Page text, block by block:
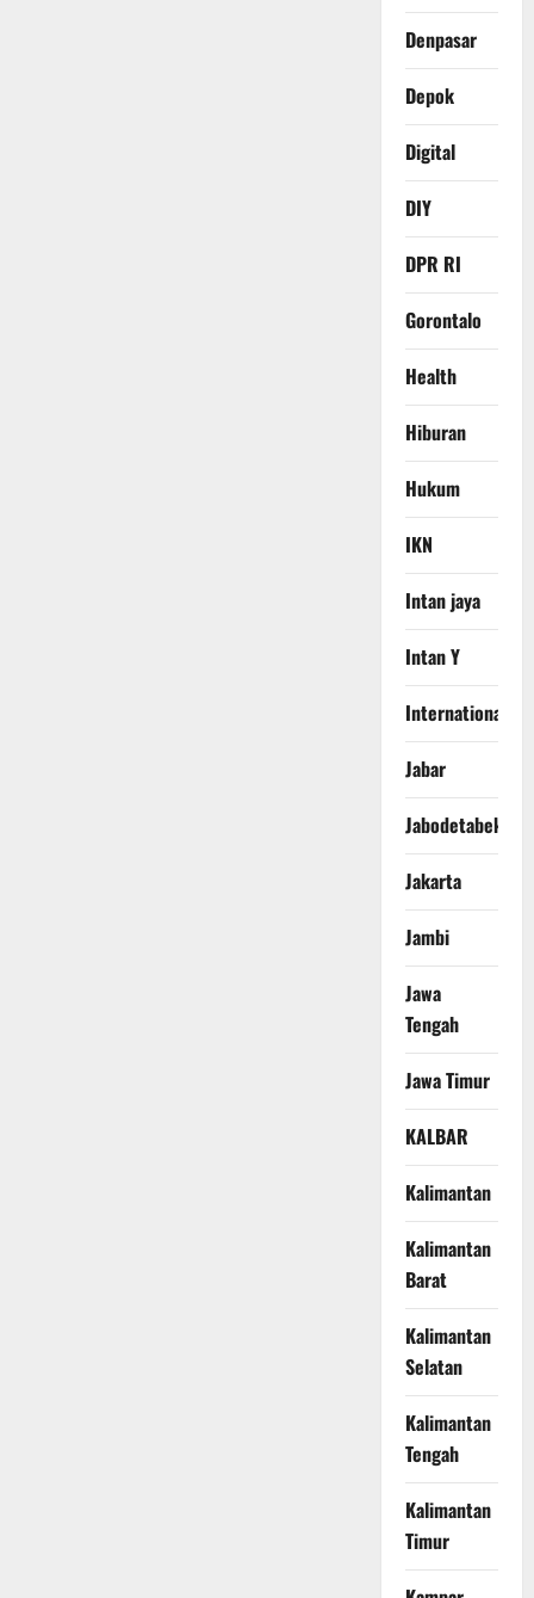
Denpasar
Depok
Digital
DIY
DPR RI
Gorontalo
Health
Hiburan
Hukum
IKN
Intan jaya
Intan Y
International
Jabar
Jabodetabek
Jakarta
Jambi
Jawa
Tengah
Jawa Timur
KALBAR
Kalimantan
Kalimantan
Barat
Kalimantan
Selatan
Kalimantan
Tengah
Kalimantan
Timur